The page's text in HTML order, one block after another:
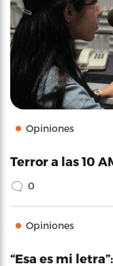
Opiniones
Terror a las 10
0
Opiniones
“Esa es mi